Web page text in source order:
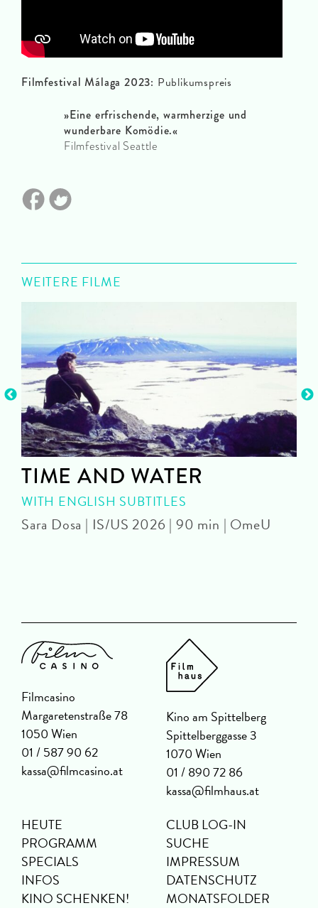
Filmfestival Málaga 2023: Publikumspreis
»Eine erfrischende, warmherzige und
wunderbare Komödie.«
Filmfestival Seattle
WEITERE FILME
TIME AND WATER
WITH ENGLISH SUBTITLES
Sara Dosa | IS/US 2026 | 90 min | OmeU
Filmcasino
Margaretenstraße 78
1050 Wien
01 / 587 90 62
kassa@filmcasino.at
Kino am Spittelberg
Spittelberggasse 3
1070 Wien
01 / 890 72 86
kassa@filmhaus.at
HEUTE
PROGRAMM
SPECIALS
INFOS
KINO SCHENKEN!
CLUB LOG-IN
SUCHE
IMPRESSUM
DATENSCHUTZ
MONATSFOLDER